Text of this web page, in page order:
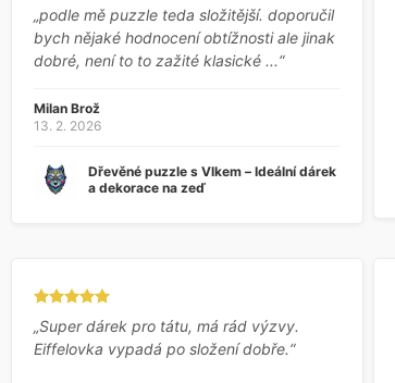
„podle mě puzzle teda složitější. doporučil
bych nějaké hodnocení obtížnosti ale jinak
dobré, není to to zažité klasické ...“
Milan Brož
13. 2. 2026
Dřevěné puzzle s Vlkem – Ideální dárek
a dekorace na zeď
„Super dárek pro tátu, má rád výzvy.
Eiffelovka vypadá po složení dobře.“